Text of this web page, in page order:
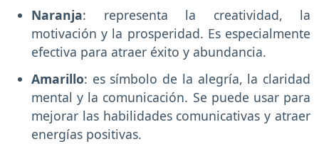
Naranja: representa la creatividad, la
motivación y la prosperidad. Es especialmente
efectiva para atraer éxito y abundancia.
Amarillo: es símbolo de la alegría, la claridad
mental y la comunicación. Se puede usar para
mejorar las habilidades comunicativas y atraer
energías positivas.